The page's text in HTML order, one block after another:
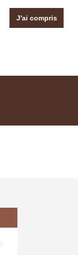
J'ai compris